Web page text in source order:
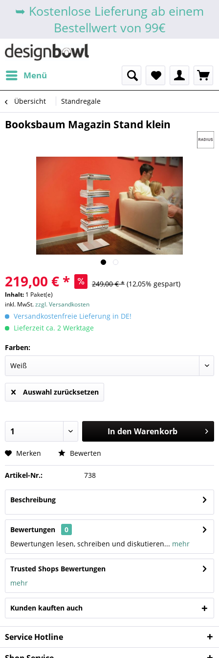
➥ Kostenlose Lieferung ab einem
Bestellwert von 99€
Menü
Übersicht Standregale
Booksbaum Magazin Stand klein
219,00 € * 249,00 € * (12,05% gespart)
Inhalt: 1 Paket(e)
inkl. MwSt.zzgl. Versandkosten
Versandkostenfreie Lieferung in DE!
Lieferzeit ca. 2 Werktage
Farben:
Auswahl zurücksetzen
In den Warenkorb
Merken Bewerten
Artikel-Nr.: 738
Beschreibung
Bewertungen
0
Bewertungen lesen, schreiben und diskutieren... mehr
Trusted Shops Bewertungen
mehr
Kunden kauften auch
Service Hotline